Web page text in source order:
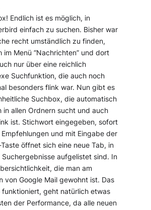
Endlich ist es möglich, in
einfach zu suchen. Bisher war
recht umständlich zu finden,
im Menü “Nachrichten” und dort
nur über eine reichlich
Suchfunktion, die auch noch
besonders flink war. Nun gibt es
Suchbox, die automatisch
in allen Ordnern sucht und auch
ist. Stichwort eingegeben, sofort
und mit Eingabe der
öffnet sich eine neue Tab, in
Suchergebnisse aufgelistet sind. In
die man am
von Google Mail gewohnt ist. Das
funktioniert, geht natürlich etwas
der Performance, da alle neuen